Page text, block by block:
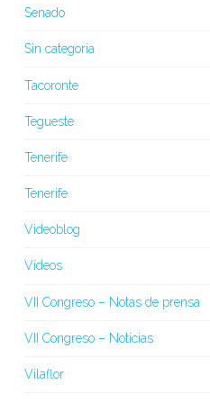
Senado
Sin categoría
Tacoronte
Tegueste
Tenerife
Tenerife
Videoblog
Vídeos
VII Congreso – Notas de prensa
VII Congreso – Noticias
Vilaflor